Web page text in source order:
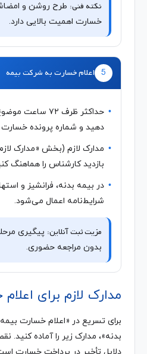
نکته فنی: طرح روشن و
خسارت اهمیت بالایی دارد.
5 اعلام خسارت به شرکت بیمه
حداکثر ظرف ۷۲
دهید و شماره پرونده خسارت
مدارک لازم (بخش «مدارک
بازدید کارشناس را هماهنگ
در بیمه بدنه، فرانشیز و
شرایط‌نامه اعمال می‌شود.
مزیت ثبت آنلاین: پیگیری
بدون مراجعه حضوری.
مدارک لازم برای
برای تسریع در «اعلام خسارت
بدنه»، مدارک زیر را آماده کنید.